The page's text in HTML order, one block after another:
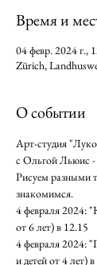
Время и
04 февр. 2024 г.,
Zürich,
О событии
Арт-студия
с Ольгой Льюис -
Рисуем разными
знакомимся.
4 февраля 2024:
от 6 лет) в 12.15
4 февраля 2024:
и детей от 4 лет)